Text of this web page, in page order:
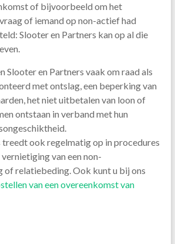
of bijvoorbeeld om het
of iemand op non-actief had
Slooter en Partners kan op al die
Slooter en Partners vaak om raad als
met ontslag, een beperking van
het niet uitbetalen van loon of
ontstaan in verband met hun
treedt ook regelmatig op in procedures
van een non-
of relatiebeding. Ook kunt u bij ons
van een overeenkomst van